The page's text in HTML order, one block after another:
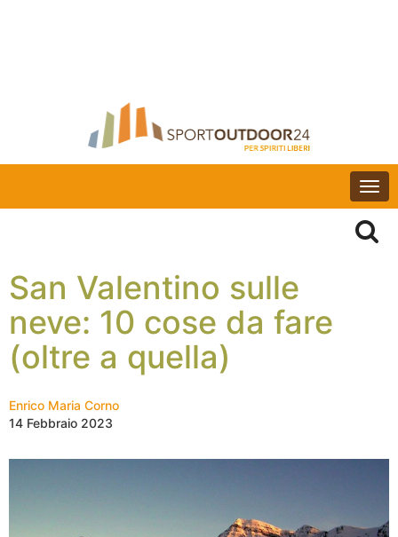
San Valentino sulle
neve: 10 cose da fare
(oltre a quella)
Enrico Maria Corno
14 Febbraio 2023